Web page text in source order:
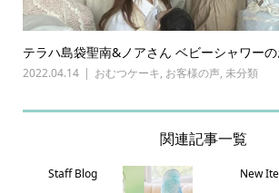
テラハ島袋聖南&ノアさん ベビーシャワー
2022.04.14 おむつケーキ, お客様の声, 未分類
関連記事一覧
Staff Blog New